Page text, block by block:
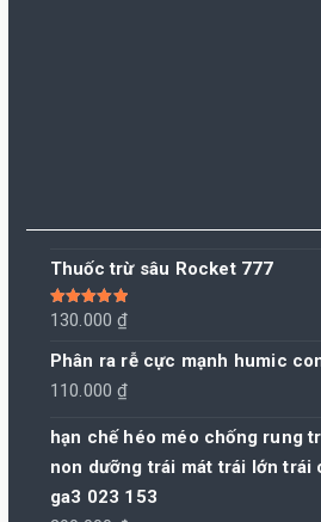
Thuốc trừ sâu Rocket 777
Được xếp
hạng 5.00 5
130.000₫
Phân ra rễ cực mạnh humic
110.000₫
hạn chế héo méo chống rung
non dưỡng trái mát trái lớn trái
ga3 023 153